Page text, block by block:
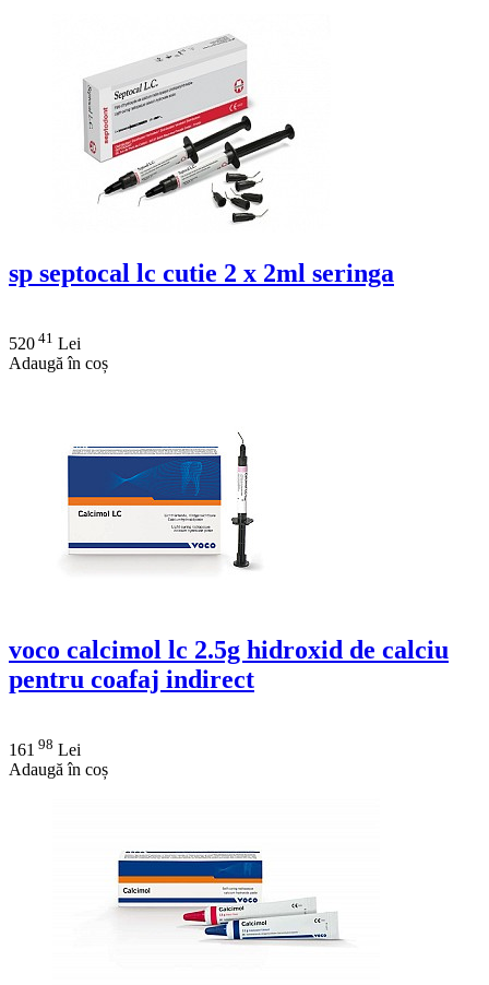
sp septocal lc cutie 2 x 2ml seringa
520 41 Lei
Adaugă în coș
voco calcimol lc 2.5g hidroxid de calciu
pentru coafaj indirect
161 98 Lei
Adaugă în coș